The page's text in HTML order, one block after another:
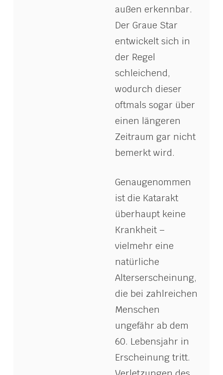
außen erkennbar.
Der Graue Star
entwickelt sich in
der Regel
schleichend,
wodurch dieser
oftmals sogar über
einen längeren
Zeitraum gar nicht
bemerkt wird.
Genaugenommen
ist die Katarakt
überhaupt keine
Krankheit –
vielmehr eine
natürliche
Alterserscheinung,
die bei zahlreichen
Menschen
ungefähr ab dem
60. Lebensjahr in
Erscheinung tritt.